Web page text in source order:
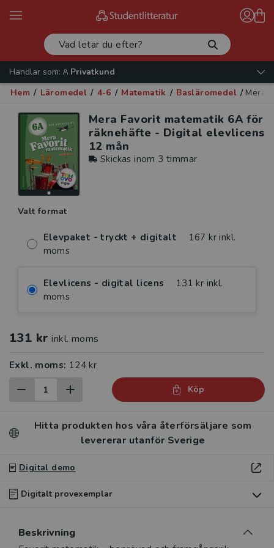
Handlar som:
Privatkund
Hem / Läromedel / 4-6 / Matematik / Basläromedel / Mera
Mera Favorit matematik 6A för
räknehäfte - Digital elevlicens
12 mån
Skickas inom 3 timmar
Valt format
Elevpaket - tryckt + digitalt
167 kr inkl.
moms
Elevlicens - digital licens
131 kr inkl.
moms
131 kr inkl. moms
Exkl. moms: 124 kr
Köp
Hitta produkten hos våra återförsäljare som
levererar utanför Sverige
Digital demo
Digitalt provexemplar
digitalt provexemplar av den här produkten.
Beskrivning